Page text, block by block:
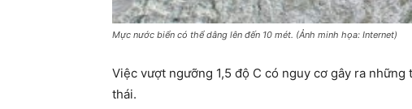
Mực nước biển có thể dâng lên đến 10 mét. (Ảnh minh họa: Internet)
Việc vượt ngưỡng 1,5 độ C có nguy cơ gây ra
thái.